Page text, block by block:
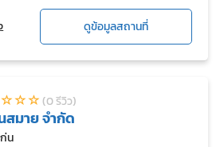
ดูข้อมูลสถานที่
(0 รีวิว)
สมาย จำกัด
น